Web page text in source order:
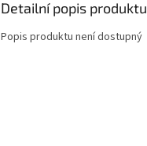
Detailní popis produktu
Popis produktu není dostupný